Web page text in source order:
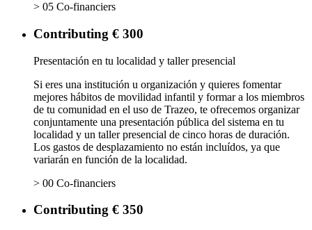
> 05 Co-financiers
Contributing € 300
Presentación en tu localidad y taller presencial
Si eres una institución u organización y quieres fomentar
mejores hábitos de movilidad infantil y formar a los miembros
de tu comunidad en el uso de Trazeo, te ofrecemos organizar
conjuntamente una presentación pública del sistema en tu
localidad y un taller presencial de cinco horas de duración.
Los gastos de desplazamiento no están incluídos, ya que
variarán en función de la localidad.
> 00 Co-financiers
Contributing € 350